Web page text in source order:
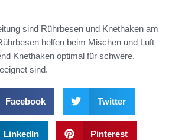
sind Rührbesen und Knethaken am
helfen beim Mischen und Luft
Knethaken optimal für schwere,
sind.
Facebook Twitter
LinkedIn Pinterest